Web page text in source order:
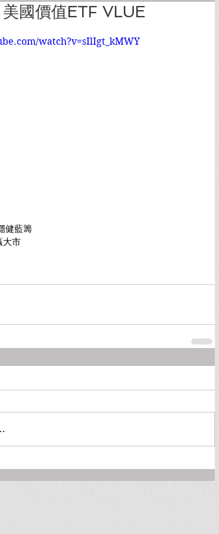
國價值ETF VLUE
watch?v=sIlIgt_kMWY
健藍籌
大市